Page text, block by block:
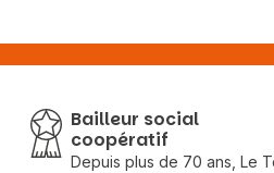
Bailleur social
coopératif
Depuis plus de 70 ans, Le